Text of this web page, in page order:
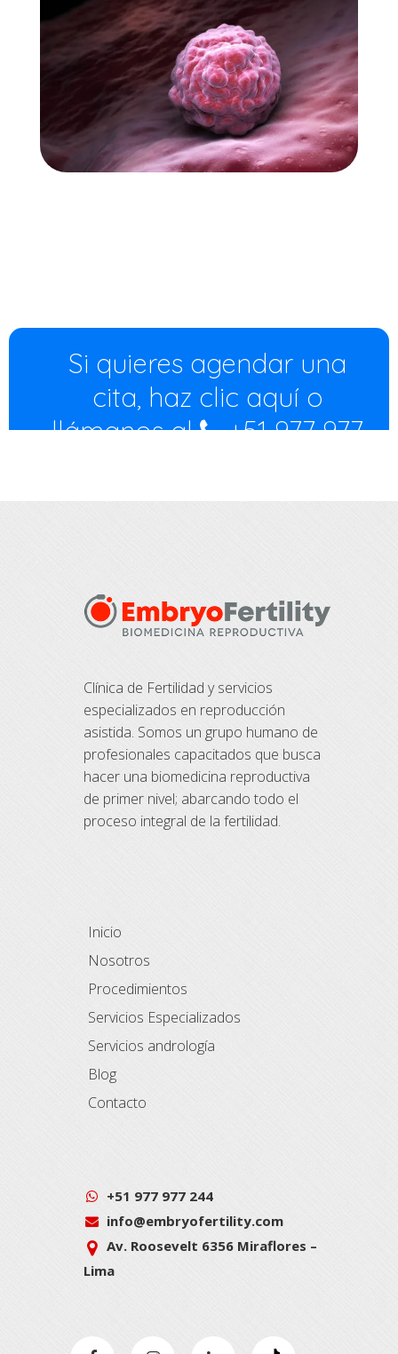
Si quieres agendar una
cita, haz clic aquí o
llámanos al
+51 977 977
Clínica de Fertilidad y servicios
especializados en reproducción
asistida. Somos un grupo humano de
profesionales capacitados que busca
hacer una biomedicina reproductiva
de primer nivel; abarcando todo el
proceso integral de la fertilidad.
Inicio
Nosotros
Procedimientos
Servicios Especializados
Servicios andrología
Blog
Contacto
+51 977 977 244
info@embryofertility.com
Av. Roosevelt 6356 Miraflores –
Lima